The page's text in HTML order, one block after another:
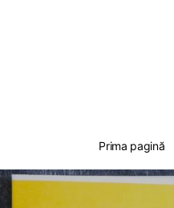
Prima pagină